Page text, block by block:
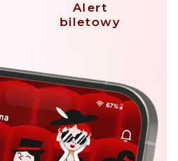
Alert
biletowy